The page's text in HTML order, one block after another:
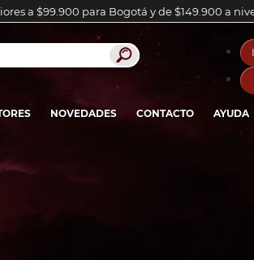
a $99.900 para Bogotá y de $149.900 a
NOVEDADES CONTACTO AYUDA